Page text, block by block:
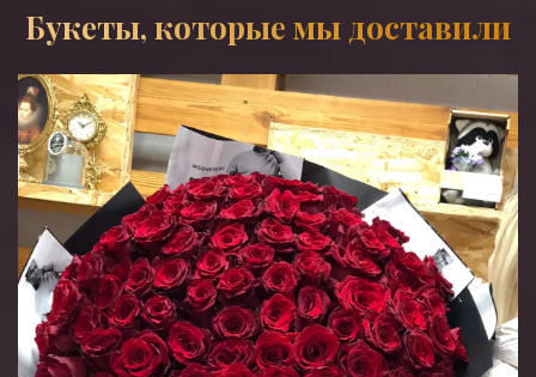
Букеты, которые мы доставили